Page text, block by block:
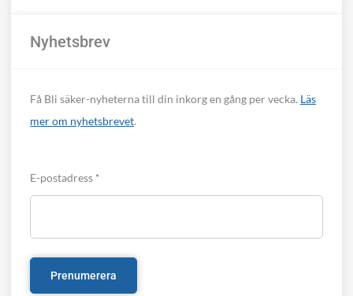
Nyhetsbrev
Få Bli säker-nyheterna till din inkorg en gång per vecka. Läs
mer om nyhetsbrevet.
E-postadress *